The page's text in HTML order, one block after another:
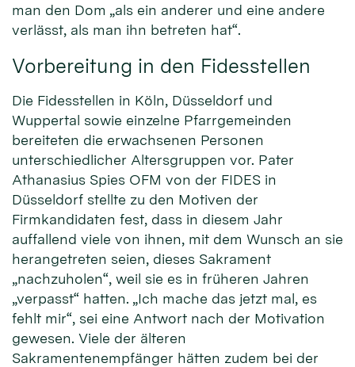
man den Dom „als ein anderer und eine andere
verlässt, als man ihn betreten hat“.
Vorbereitung in den Fidesstellen
Die Fidesstellen in Köln, Düsseldorf und
Wuppertal sowie einzelne Pfarrgemeinden
bereiteten die erwachsenen Personen
unterschiedlicher Altersgruppen vor. Pater
Athanasius Spies OFM von der FIDES in
Düsseldorf stellte zu den Motiven der
Firmkandidaten fest, dass in diesem Jahr
auffallend viele von ihnen, mit dem Wunsch an sie
herangetreten seien, dieses Sakrament
„nachzuholen“, weil sie es in früheren Jahren
„verpasst“ hatten. „Ich mache das jetzt mal, es
fehlt mir“, sei eine Antwort nach der Motivation
gewesen. Viele der älteren
Sakramentenempfänger hätten zudem bei der